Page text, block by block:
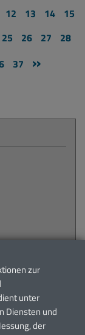
zur
unter
Diensten und
der
12 13 14
15
25 26 27
28
37 »